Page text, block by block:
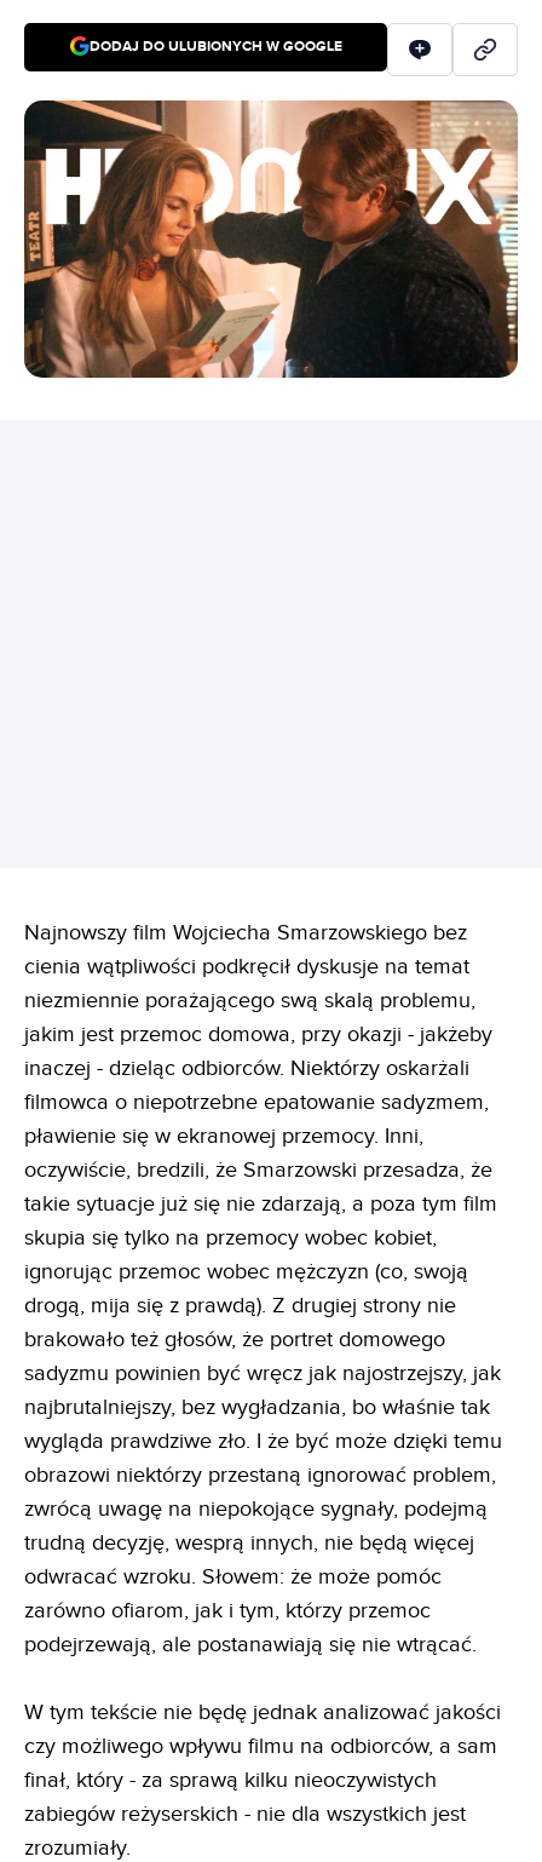
DODAJ DO ULUBIONYCH W GOOGLE
Najnowszy film Wojciecha Smarzowskiego bez
cienia wątpliwości podkręcił dyskusje na temat
niezmiennie porażającego swą skalą problemu,
jakim jest przemoc domowa, przy okazji - jakżeby
inaczej - dzieląc odbiorców. Niektórzy oskarżali
filmowca o niepotrzebne epatowanie sadyzmem,
pławienie się w ekranowej przemocy. Inni,
oczywiście, bredzili, że Smarzowski przesadza, że
takie sytuacje już się nie zdarzają, a poza tym film
skupia się tylko na przemocy wobec kobiet,
ignorując przemoc wobec mężczyzn (co, swoją
drogą, mija się z prawdą). Z drugiej strony nie
brakowało też głosów, że portret domowego
sadyzmu powinien być wręcz jak najostrzejszy, jak
najbrutalniejszy, bez wygładzania, bo właśnie tak
wygląda prawdziwe zło. I że być może dzięki temu
obrazowi niektórzy przestaną ignorować problem,
zwrócą uwagę na niepokojące sygnały, podejmą
trudną decyzję, wesprą innych, nie będą więcej
odwracać wzroku. Słowem: że może pomóc
zarówno ofiarom, jak i tym, którzy przemoc
podejrzewają, ale postanawiają się nie wtrącać.
W tym tekście nie będę jednak analizować jakości
czy możliwego wpływu filmu na odbiorców, a sam
finał, który - za sprawą kilku nieoczywistych
zabiegów reżyserskich - nie dla wszystkich jest
zrozumiały.